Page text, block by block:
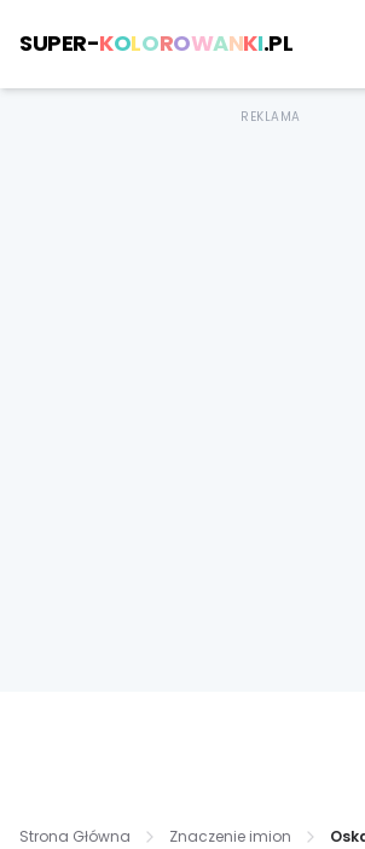
SUPER-KOLOROWANKI.PL
REKLAMA
Strona Główna Znaczenie imion